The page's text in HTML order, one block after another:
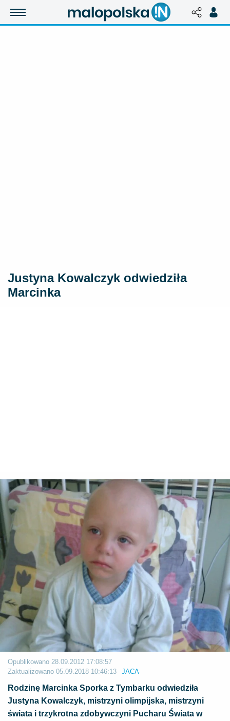
Justyna Kowalczyk odwiedziła
Marcinka
Opublikowano 28.09.2012 17:08:57
Zaktualizowano 05.09.2018 10:46:13 JACA
Rodzinę Marcinka Sporka z Tymbarku odwiedziła
Justyna Kowalczyk, mistrzyni olimpijska, mistrzyni
świata i trzykrotna zdobywczyni Pucharu Świata w